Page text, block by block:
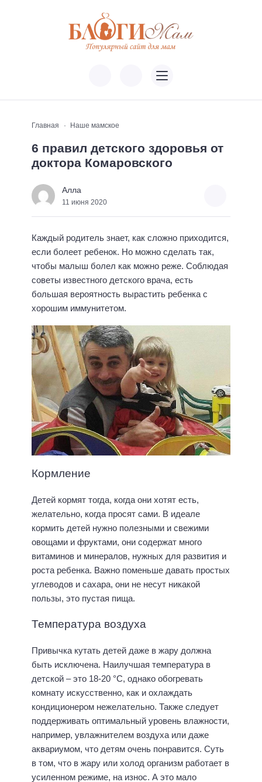
Главная Наше мамское
6 правил детского здоровья от
доктора Комаровского
Алла
11 июня 2020
Каждый родитель знает, как сложно приходится,
если болеет ребенок. Но можно сделать так,
чтобы малыш болел как можно реже. Соблюдая
советы известного детского врача, есть
большая вероятность вырастить ребенка с
хорошим иммунитетом.
Кормление
Детей кормят тогда, когда они хотят есть,
желательно, когда просят сами. В идеале
кормить детей нужно полезными и свежими
овощами и фруктами, они содержат много
витаминов и минералов, нужных для развития и
роста ребенка. Важно поменьше давать простых
углеводов и сахара, они не несут никакой
пользы, это пустая пища.
Температура воздуха
Привычка кутать детей даже в жару должна
быть исключена. Наилучшая температура в
детской – это 18-20 °С, однако обогревать
комнату искусственно, как и охлаждать
кондиционером нежелательно. Также следует
поддерживать оптимальный уровень влажности,
например, увлажнителем воздуха или даже
аквариумом, что детям очень понравится. Суть
в том, что в жару или холод организм работает в
усиленном режиме, на износ. А это мало